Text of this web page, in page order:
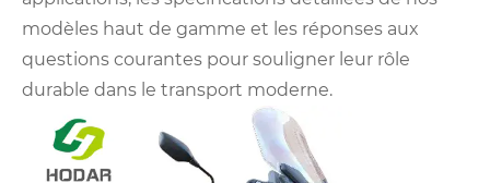
modèles haut de gamme et les réponses aux
questions courantes pour souligner leur rôle
durable dans le transport moderne.